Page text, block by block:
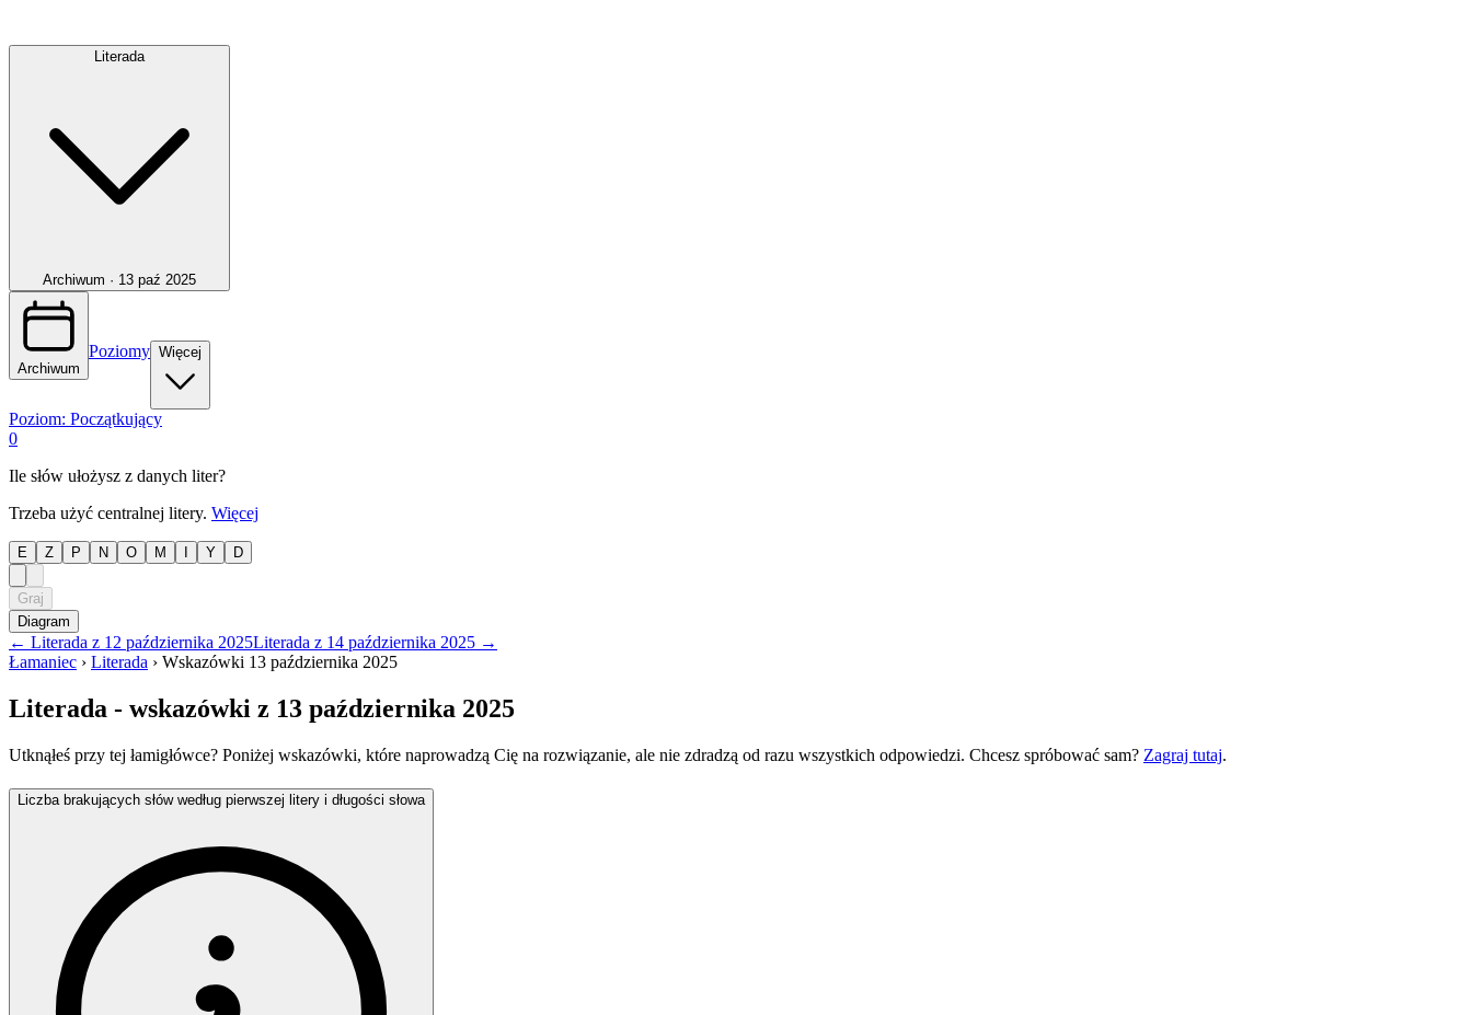
Literada
Archiwum · 13 paź 2025
Archiwum
Poziomy Więcej
Poziom: Początkujący
0
Ile słów ułożysz z danych liter?
Trzeba użyć centralnej litery. Więcej
E Z P N O M Y D
Graj
Diagram
← Literada z 12 października 2025Literada z 14 października 2025 →
Łamaniec › Literada › Wskazówki 13 października 2025
Literada - wskazówki z 13 października 2025
Utknąłeś przy tej łamigłówce? Poniżej wskazówki, które naprowadzą Cię na rozwiązanie, ale nie zdradzą od razu wszystkich odpowiedzi. Chcesz spróbować sam? Zagraj tutaj.
Liczba brakujących słów według pierwszej litery i długości słowa